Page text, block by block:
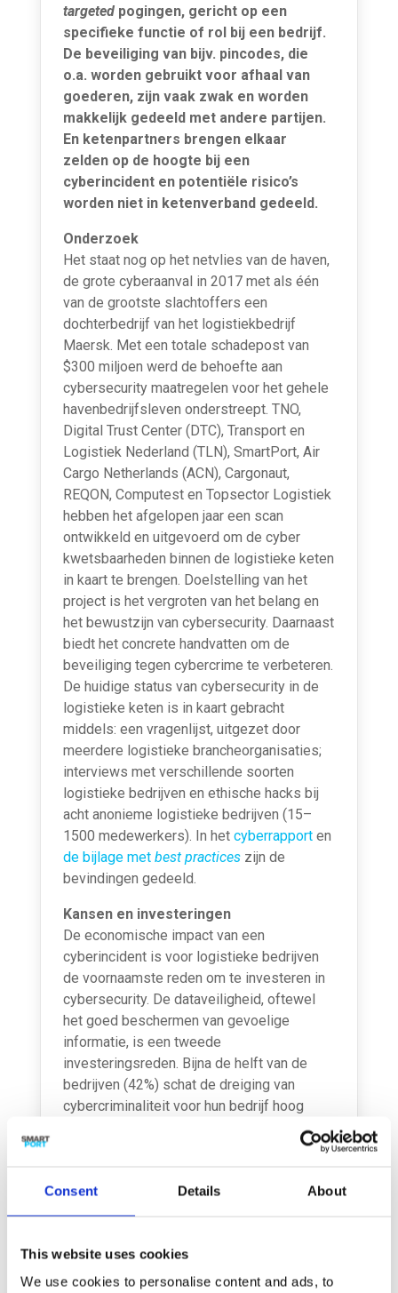
Consent Details About
This website uses cookies
We use cookies to personalise content and ads, to
targetedpogingen, gericht op een
specifieke functie of rol bij een bedrijf.
De beveiliging van bijv. pincodes, die
o.a. worden gebruikt voor afhaal van
goederen, zijn vaak zwak en worden
makkelijk gedeeld met andere partijen.
En ketenpartners brengen elkaar
zelden op de hoogte bij een
cyberincident en potentiële risico’s
worden niet in ketenverband gedeeld.
Onderzoek
Het staat nog op het netvlies van de haven,
de grote cyberaanval in 2017 met als één
van de grootste slachtoffers een
dochterbedrijf van het logistiekbedrijf
Maersk. Met een totale schadepost van
$300 miljoen werd de behoefte aan
cybersecurity maatregelen voor het gehele
havenbedrijfsleven onderstreept. TNO,
Digital Trust Center (DTC), Transport en
Logistiek Nederland (TLN), SmartPort, Air
Cargo Netherlands (ACN), Cargonaut,
REQON, Computest en Topsector Logistiek
hebben het afgelopen jaar een scan
ontwikkeld en uitgevoerd om de cyber
kwetsbaarheden binnen de logistieke keten
in kaart te brengen. Doelstelling van het
project is het vergroten van het belang en
het bewustzijn van cybersecurity. Daarnaast
biedt het concrete handvatten om de
beveiliging tegen cybercrime te verbeteren.
De huidige status van cybersecurity in de
logistieke keten is in kaart gebracht
middels: een vragenlijst, uitgezet door
meerdere logistieke brancheorganisaties;
interviews met verschillende soorten
logistieke bedrijven en ethische hacks bij
acht anonieme logistieke bedrijven (15–
1500 medewerkers). In het cyberrapporten
de bijlage met best practiceszijn de
bevindingen gedeeld.
Kansen en investeringen
De economische impact van een
cyberincident is voor logistieke bedrijven
de voornaamste reden om te investeren in
cybersecurity. De dataveiligheid, oftewel
het goed beschermen van gevoelige
informatie, is een tweede
investeringsreden. Bijna de helft van de
bedrijven (42%) schat de dreiging van
cybercriminaliteit voor hun bedrijf hoog
(31%) tot zeer hoog (11%) in. Medewerkers
aangezien 58% van de bedrijven aangeeft
dat er malware is aangetroffen doordat een
gedownload. De digitale transformatie van
de bedrijven draagt tevens bij aan het